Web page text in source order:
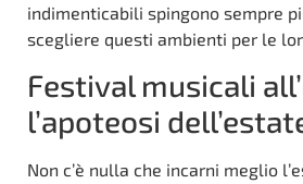
indimenticabili spingono sempre
scegliere questi ambienti per le
Festival musicali
l’apoteosi
Non c’è nulla che incarni meglio